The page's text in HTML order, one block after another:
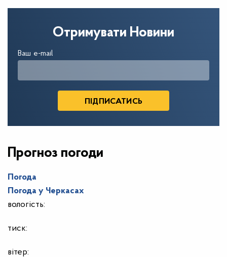
Отримувати Новини
Ваш e-mail
Прогноз погоди
Погода
Погода у Черкасах
вологість:
тиск:
вітер: